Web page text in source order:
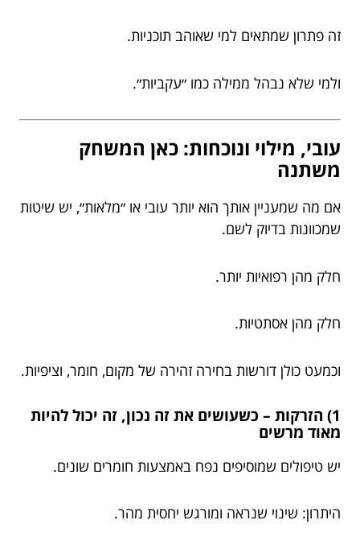
זה פתרון שמתאים למי שאוהב תוכניות.
ולמי שלא נבהל ממילה כמו ״עקביות״.
עובי, מילוי ונוכחות: כאן המשחק
משתנה
אם מה שמעניין אותך הוא יותר עובי או ״מלאות״, יש שיטות
שמכוונות בדיוק לשם.
חלק מהן רפואיות יותר.
חלק מהן אסתטיות.
וכמעט כולן דורשות בחירה זהירה של מקום, חומר, וציפיות.
1) הזרקות – כשעושים את זה נכון, זה יכול להיות
מאוד מרשים
יש טיפולים שמוסיפים נפח באמצעות חומרים שונים.
היתרון: שינוי שנראה ומורגש יחסית מהר.